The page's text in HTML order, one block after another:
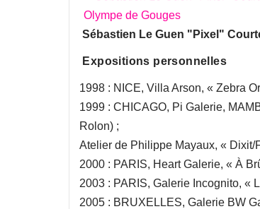
Sébastien Le Guen "Pixel"
Expositions personnelles
1998 : NICE, Villa Arson, « Zebra
1999 : CHICAGO, Pi Galerie,
Rolon) ;
Atelier de Philippe Mayaux, « Dixit/
2000 : PARIS, Heart Galerie, « À
2003 : PARIS, Galerie Incognito, «
2005 : BRUXELLES, Galerie BW